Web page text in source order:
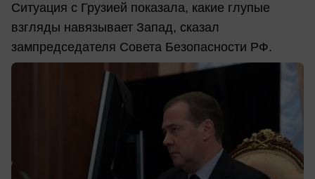
Ситуация с Грузией показала, какие глупые
взгляды навязывает Запад, сказал
зампредседателя Совета Безопасности РФ.